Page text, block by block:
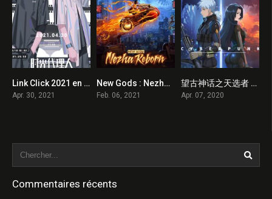
0Link Click 2021 en Streaming HD Gratuit !
Apr. 30, 2021
6.9
New Gods : Nezha Reborn 2021 en Streaming HD Gratuit !
Feb. 06, 2021
0
望古神话之天选者 2020 en Streaming HD Gratuit !
Apr. 07, 2020
Commentaires récents